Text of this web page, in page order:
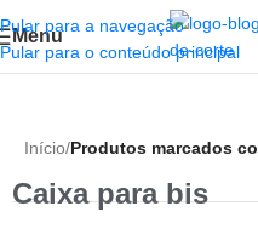
Pular para a navegação
Pular para o conteúdo principal
Menu
Início/Produtos marcados
Caixa para bis